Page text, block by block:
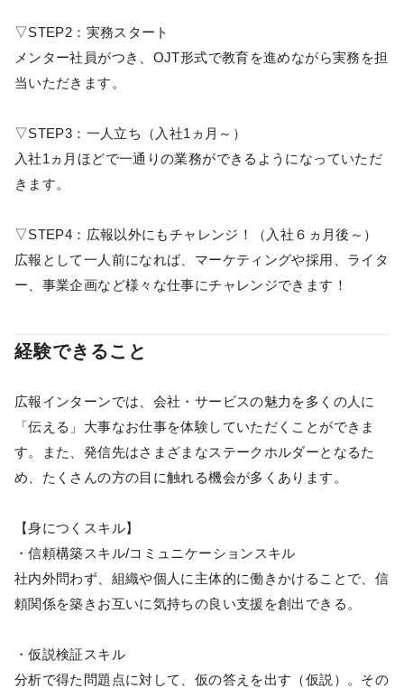
▽STEP2：実務スタート
メンター社員がつき、OJT形式で教育を進めながら実務を担
当いただきます。
▽STEP3：一人立ち（入社1ヵ月～）
入社1ヵ月ほどで一通りの業務ができるようになっていただ
きます。
▽STEP4：広報以外にもチャレンジ！（入社６ヵ月後～）
広報として一人前になれば、マーケティングや採用、ライタ
ー、事業企画など様々な仕事にチャレンジできます！
経験できること
広報インターンでは、会社・サービスの魅力を多くの人に
「伝える」大事なお仕事を体験していただくことができま
す。また、発信先はさまざまなステークホルダーとなるた
め、たくさんの方の目に触れる機会が多くあります。
【身につくスキル】
・信頼構築スキル/コミュニケーションスキル
社内外問わず、組織や個人に主体的に働きかけることで、信
頼関係を築きお互いに気持ちの良い支援を創出できる。
・仮説検証スキル
分析で得た問題点に対して、仮の答えを出す（仮説）。その